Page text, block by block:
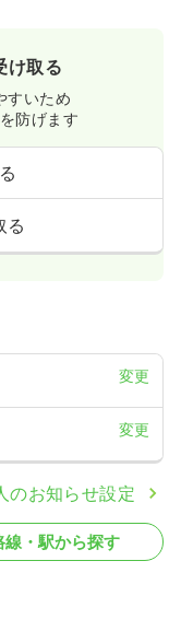
ク可
新卒可
細を見る
細を見る
一時募集休止
け取る
すいため
防げます
る
変更
変更
のお知らせ設定
線・駅から探す